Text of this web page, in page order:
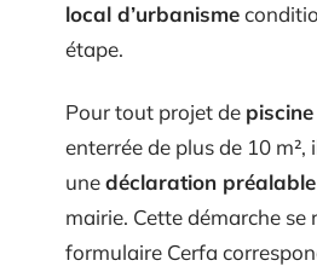
local d’urbanisme
étape.
Pour tout projet de
enterrée de plus de 10
unedéclaration préalable
mairie. Cette démarche se
formulaire Cerfa